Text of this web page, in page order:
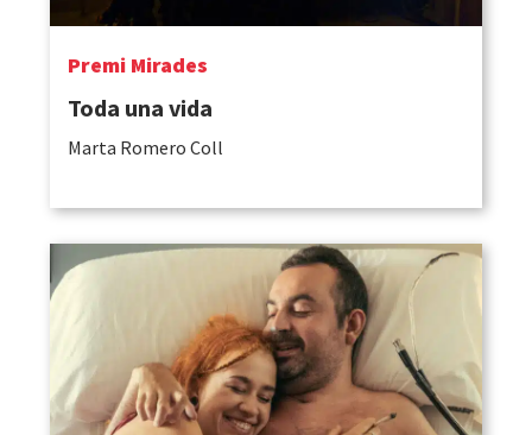
Premi Mirades
Toda una vida
Marta Romero Coll